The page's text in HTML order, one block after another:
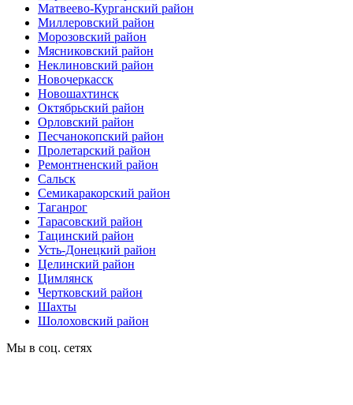
Матвеево-Курганский район
Миллеровский район
Морозовский район
Мясниковский район
Неклиновский район
Новочеркасск
Новошахтинск
Октябрьский район
Орловский район
Песчанокопский район
Пролетарский район
Ремонтненский район
Сальск
Семикаракорский район
Таганрог
Тарасовский район
Тацинский район
Усть-Донецкий район
Целинский район
Цимлянск
Чертковский район
Шахты
Шолоховский район
Мы в соц. сетях